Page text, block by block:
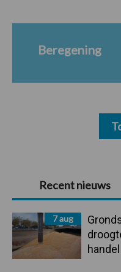
Primaire
Sidebar
Recent nieuws
7 aug
Beregening